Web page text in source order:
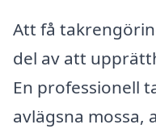
Att få
del av att
En professionell
avlägsna mossa,